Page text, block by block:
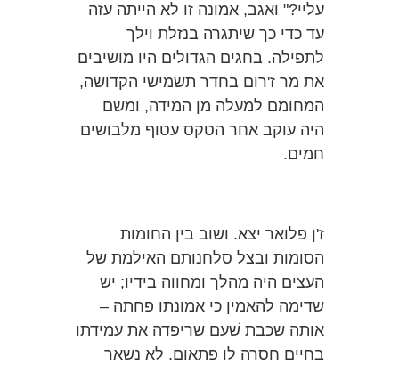
עליי?" ואגב, אמונה זו לא הייתה עזה
עד כדי כך שיתגרה בנזלת וילך
לתפילה. בחגים הגדולים היו מושיבים
את מר ז'רום בחדר תשמישי הקדושה,
המחומם למעלה מן המידה, ומשם
היה עוקב אחר הטקס עטוף מלבושים
חמים.
ז'ן פלואר יצא. ושוב בין החומות
הסומות ובצל סלחנותם האילמת של
העצים היה מהלך ומחווה בידיו; יש
שדימה להאמין כי אמונתו פחתה –
אותה שכבת שַׁעַם שריפדה את עמידתו
בחיים חסרה לו פתאום. לא נשאר